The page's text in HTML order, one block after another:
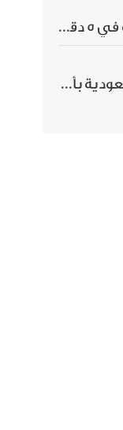
مشروب بروتين نباتي يمكن تحضيره في 5 دقائق ويمنحك شعورًا بالشبع
أفضل مطاعم بوفيه مفتوح في السعودية بأسعار تناسب الجميع